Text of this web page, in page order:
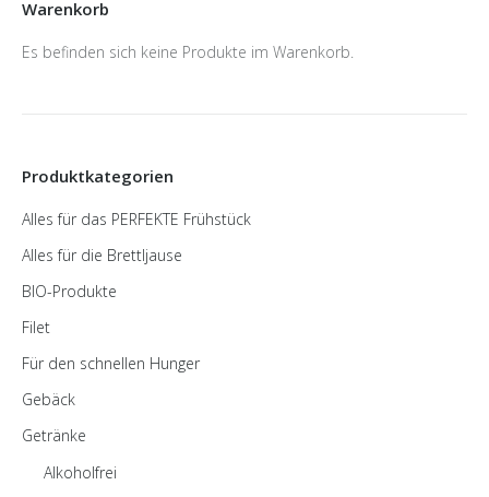
Warenkorb
Es befinden sich keine Produkte im Warenkorb.
Produktkategorien
Alles für das PERFEKTE Frühstück
Alles für die Brettljause
BIO-Produkte
Filet
Für den schnellen Hunger
Gebäck
Getränke
Alkoholfrei